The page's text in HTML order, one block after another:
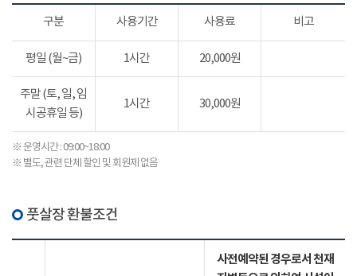
구분 사용기간 사용료 비고
평일 (월~금) 1시간 20,000원
주말 (토, 일, 임
시공휴일 등)
1시간 30,000원
※ 운영시간 : 09:00~18:00
※ 별도, 관련 단체 할인 및 회원제 없음
풋살장 환불조건
사전예약된 경우로서 천재